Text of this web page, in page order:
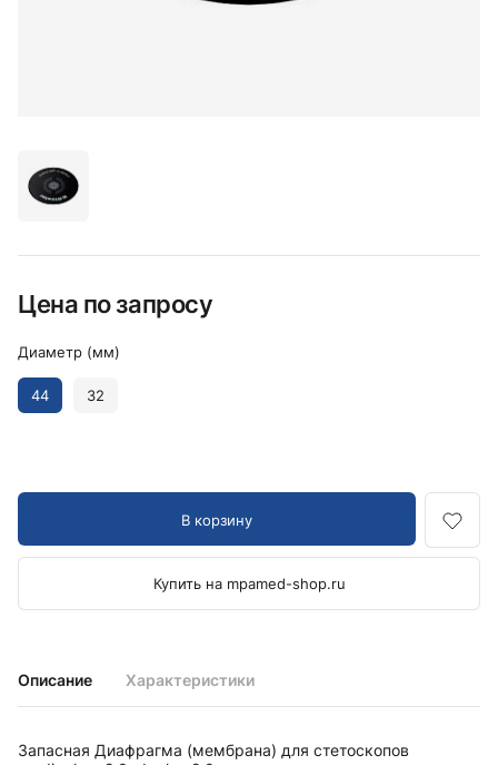
Описание Характеристики
Запасная Диафрагма (мембрана) для стетоскопов
Цена по запросу
Диаметр (мм)
44 32
В корзину
Купить на mpamed-shop.ru